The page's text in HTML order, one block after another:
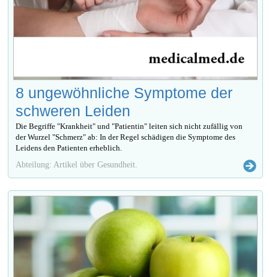
8 ungewöhnliche Symptome der
schweren Leiden
Die Begriffe "Krankheit" und "Patientin" leiten sich nicht zufällig von
der Wurzel "Schmerz" ab: In der Regel schädigen die Symptome des
Leidens den Patienten erheblich.
Abteilung: Artikel über Gesundheit.